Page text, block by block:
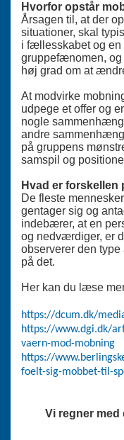
Hvorfor opstår
Årsagen til, at der
situationer, skal
i fællesskabet og en
gruppefænomen,
høj grad om at
At modvirke
udpege et offer og
nogle
andre
på gruppens
samspil og
Hvad er forskellen
De fleste
gentager sig og
indebærer, at en
og nedværdiger, er
observerer den
på det.
Her kan du læse
https://dcum.dk/
https://www.dgi.dk/
vaern-mod-mobning
https://
foelt-sig-mobbet-til-
Vi regner